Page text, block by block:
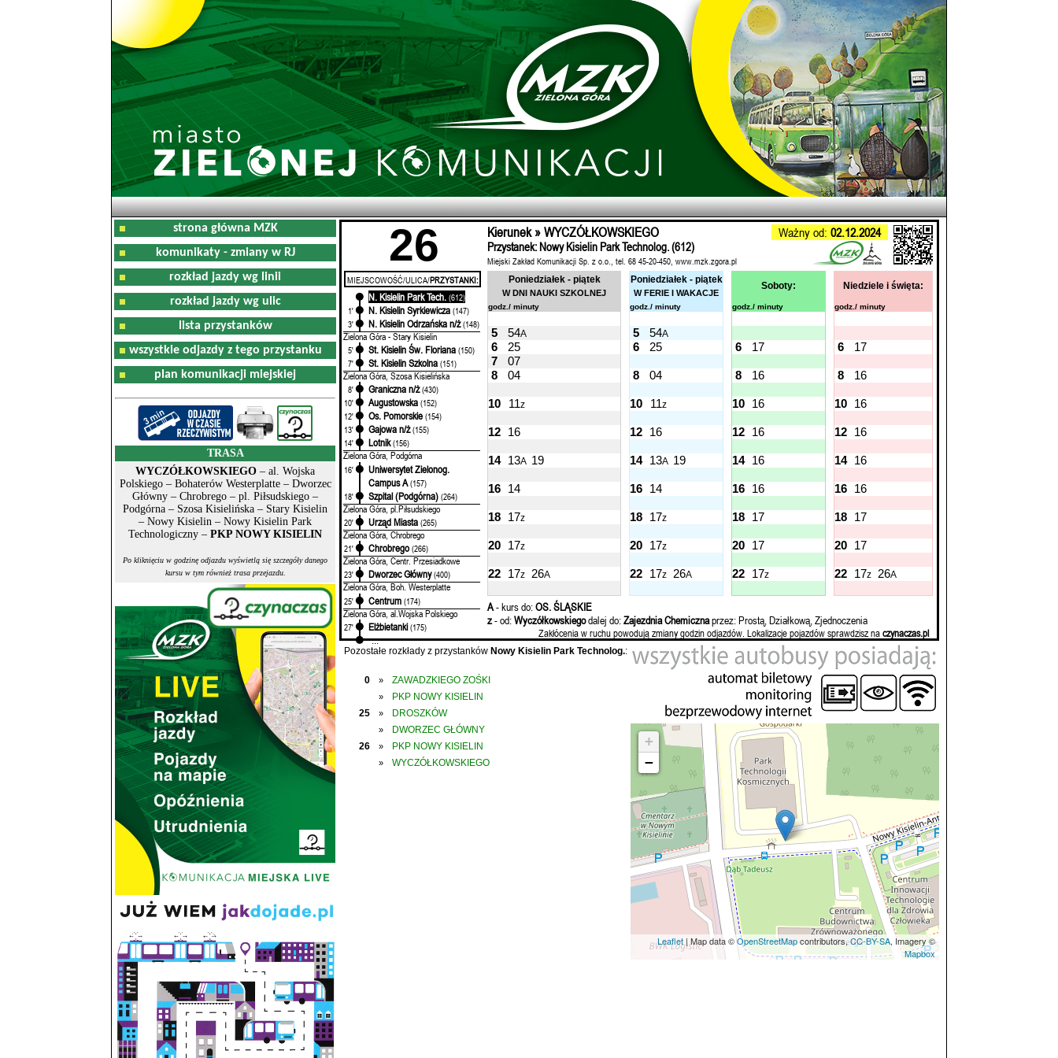
strona główna MZK
komunikaty - zmiany w RJ
rozkład jazdy wg linii
rozkład jazdy wg ulic
lista przystanków
wszystkie odjazdy z tego przystanku
plan komunikacji miejskiej
TRASA
WYCZÓŁKOWSKIEGO – al. Wojska
Polskiego – Bohaterów Westerplatte – Dworzec
Główny – Chrobrego – pl. Piłsudskiego –
Podgórna – Szosa Kisielińska – Stary Kisielin
– Nowy Kisielin – Nowy Kisielin Park
Technologiczny – PKP NOWY KISIELIN
Po kliknięciu w godzinę odjazdu wyświetlą się szczegóły danego
kursu w tym również trasa przejazdu.
26 Kierunek » WYCZÓŁKOWSKIEGO Ważny od: 02.12.2024
Przystanek: Nowy Kisielin Park Technolog. (612)
Miejski Zakład Komunikacji Sp. z o.o., tel. 68 45-20-450, www.mzk.zgora.pl
MIEJSCOWOŚĆ/ULICA/PRZYSTANKI:
N. Kisielin Park Tech. (612)
1'
N. Kisielin Syrkiewicza (147)
3'
N. Kisielin Odrzańska n/ż (148)
Zielona Góra - Stary Kisielin
5' St. Kisielin Św. Floriana (150)
7'
St. Kisielin Szkolna (151)
Zielona Góra, Szosa Kisielińska
8' Graniczna n/ż (430)
10'
Augustowska (152)
12'
Os. Pomorskie (154)
13'
Gajowa n/ż (155)
14'
Lotnik (156)
Zielona Góra, Podgórna
16'
Uniwersytet Zielonog.
Campus A (157)
18'
Szpital (Podgórna) (264)
Zielona Góra, pl.Piłsudskiego
20' Urząd Miasta (265)
Zielona Góra, Chrobrego
21' Chrobrego (266)
Zielona Góra, Centr. Przesiadkowe
23' Dworzec Główny (400)
Zielona Góra, Boh. Westerplatte
25' Centrum (174)
Zielona Góra, al.Wojska Polskiego
27' Elżbietanki (175)
...
Poniedziałek - piątek
W DNI NAUKI SZKOLNEJ
Poniedziałek - piątek
W FERIE I WAKACJE
Soboty: Niedziele i święta:
godz./ minuty godz./ minuty godz./ minuty godz./ minuty
5 54A 5 54A
6 25 6 25 6 17 6
17
7
07
8
04 8 04 8 16 8 16
10 11z 10 11z 10 16 10 16
12 16 12 16 12 16 12 16
14 13A 19 14 13A 19 14 16 14 16
16 14 16 14 16 16 16 16
18 17z 18 17z 18 17 18 17
20 17z 20 17z 20 17 20 17
22 17z 26A 22 17z 26A 22 17z 22 17z 26A
A- kurs do:OS. ŚLĄSKIE
z- od:Wyczółkowskiegodalej do:Zajezdnia Chemicznaprzez: Prostą, Działkową, Zjednoczenia
Zakłócenia w ruchu powodują zmiany godzin odjazdów. Lokalizacje pojazdów sprawdzisz naczynaczas.pl
Pozostałe rozkłady z przystanków Nowy Kisielin Park Technolog.:
0 » ZAWADZKIEGO ZOŚKI
»
PKP NOWY KISIELIN
25
» DROSZKÓW
»
DWORZEC GŁÓWNY
26
» PKP NOWY KISIELIN
» WYCZÓŁKOWSKIEGO
+
−
Leaflet | Map data ©OpenStreetMapcontributors,CC-BY-SA, Imagery ©
Mapbox